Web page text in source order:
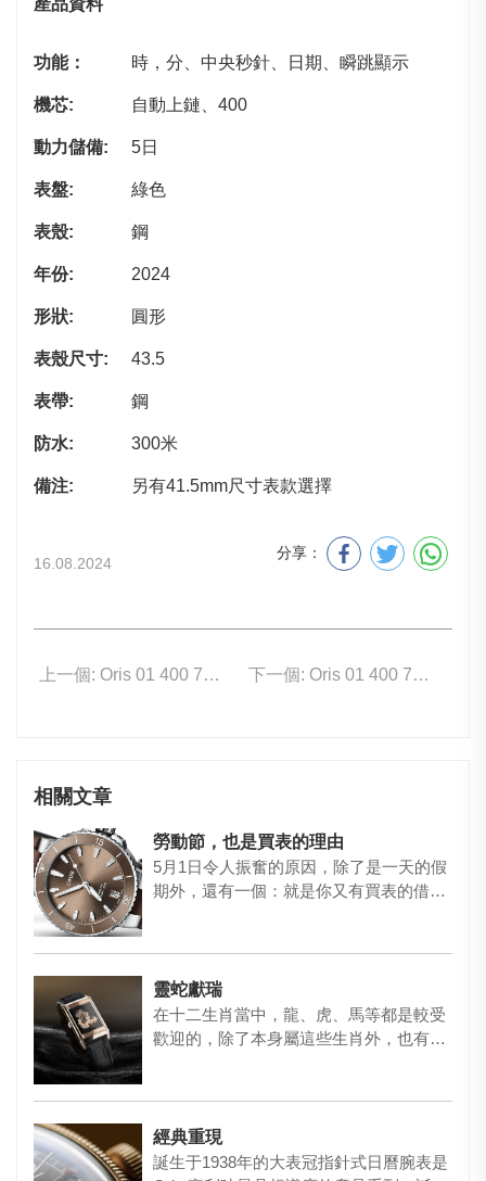
功能： 時，分、中央秒針、日期、瞬跳顯示
機芯: 自動上鏈、400
動力儲備: 5日
表盤: 綠色
表殼: 鋼
年份: 2024
形狀: 圓形
表殼尺寸: 43.5
表帶: 鋼
防水: 300米
備注: 另有41.5mm尺寸表款選擇
16.08.2024
分享：
上一個: Oris 01 400 7790 4157-07 4 23 47EB 下一個: Oris 01 400 7790 4150-07 8 23 02PEB
相關文章
勞動節，也是買表的理由
5月1日令人振奮的原因，除了是一天的假
期外，還有一個：就是你又有買表的借口
靈蛇獻瑞
在十二生肖當中，龍、虎、馬等都是較受
歡迎的，除了本身屬這些生肖外，也有不
經典重現
誕生于1938年的大表冠指針式日曆腕表是